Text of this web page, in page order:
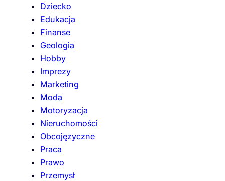
Dziecko
Edukacja
Finanse
Geologia
Hobby
Imprezy
Marketing
Moda
Motoryzacja
Nieruchomości
Obcojęzyczne
Praca
Prawo
Przemysł